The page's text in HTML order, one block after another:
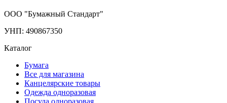
ООО "Бумажный Стандарт"
УНП: 490867350
Каталог
Бумага
Все для магазина
Канцелярские товары
Одежда одноразовая
Посуда одноразовая